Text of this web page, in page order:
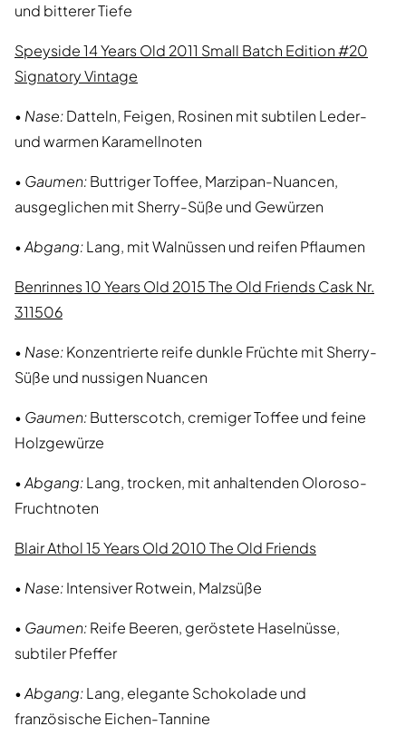
und bitterer Tiefe
Speyside 14 Years Old 2011 Small Batch Edition #20
Signatory Vintage
• Nase:Datteln, Feigen, Rosinen mit subtilen Leder-
und warmen Karamellnoten
• Gaumen:Buttriger Toffee, Marzipan-Nuancen,
ausgeglichen mit Sherry-Süße und Gewürzen
•Abgang:Lang, mit Walnüssen und reifen Pflaumen
Benrinnes 10 Years Old 2015 The Old Friends Cask Nr.
311506
• Nase:Konzentrierte reife dunkle Früchte mit Sherry-
Süße und nussigen Nuancen
• Gaumen:Butterscotch, cremiger Toffee und feine
Holzgewürze
•Abgang:Lang, trocken, mit anhaltenden Oloroso-
Fruchtnoten
Blair Athol 15 Years Old 2010 The Old Friends
• Nase:Intensiver Rotwein, Malzsüße
• Gaumen:Reife Beeren, geröstete Haselnüsse,
subtiler Pfeffer
•Abgang:Lang, elegante Schokolade und
französische Eichen-Tannine